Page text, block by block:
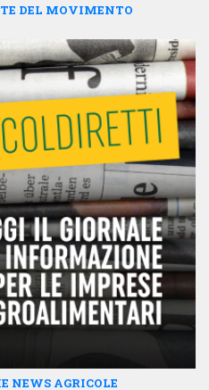
DEL MOVIMENTO
NEWS AGRICOLE